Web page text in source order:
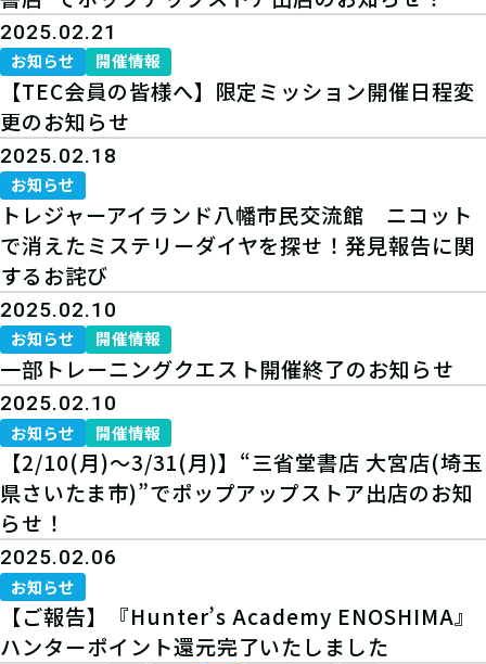
2025.02.21
お知らせ 開催情報
【TEC会員の皆様へ】限定ミッション開催日程変
更のお知らせ
2025.02.18
お知らせ
トレジャーアイランド八幡市民交流館 ニコット
で消えたミステリーダイヤを探せ！発見報告に関
するお詫び
2025.02.10
お知らせ 開催情報
一部トレーニングクエスト開催終了のお知らせ
2025.02.10
お知らせ 開催情報
【2/10(月)～3/31(月)】“三省堂書店 大宮店(埼玉
県さいたま市)”でポップアップストア出店のお知
らせ！
2025.02.06
お知らせ
【ご報告】『Hunter’s Academy ENOSHIMA』
ハンターポイント還元完了いたしました